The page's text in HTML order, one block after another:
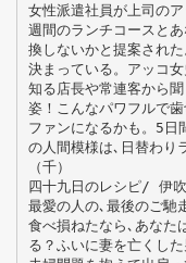
女性派遣社員が上司の
週間のランチコースと
換しないかと提案され
決まっている。アッコ
知る店長や常連客から
姿！こんなパワフルで
ファンになるかも。5日
の人間模様は､日替わり
（千）
四十九日のレシピ/ 伊
最愛の人の､最後のご馳
食べ損ねたなら､あなた
る？ふいに妻を亡くし